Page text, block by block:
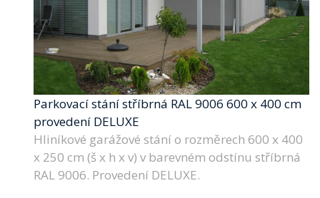
Parkovací stání stříbrná RAL 9006 600 x 400 cm
provedení DELUXE
Hliníkové garážové stání o rozměrech 600 x 400
x 250 cm (š x h x v) v barevném odstínu stříbrná
RAL 9006. Provedení DELUXE.